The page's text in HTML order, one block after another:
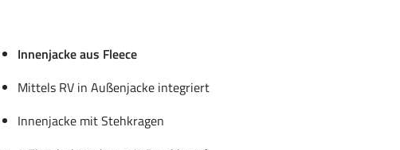
Innenjacke aus Fleece
Mittels RV in Außenjacke integriert
Innenjacke mit Stehkragen